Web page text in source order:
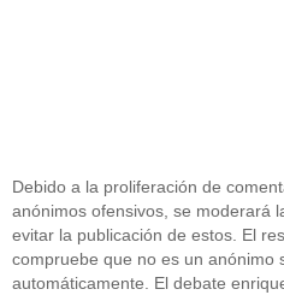
Debido a la proliferación de
anónimos ofensivos, se moderará
evitar la publicación de estos. El
compruebe que no es un anónimo
automáticamente. El debate